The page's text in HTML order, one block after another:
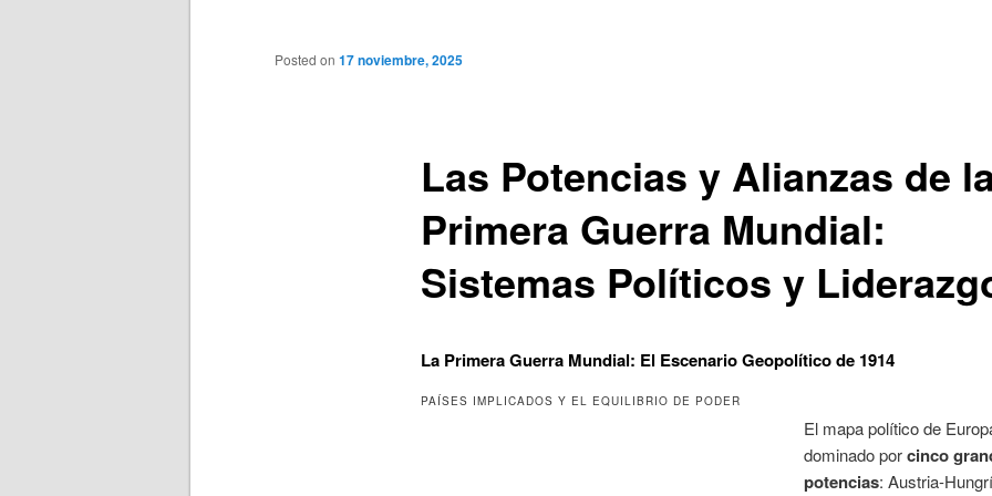
Las Potencias y Alianzas de
Primera Guerra Mundial:
Sistemas Políticos y
Posted on 17 noviembre, 2025
La Primera Guerra Mundial: El Escenario Geopolítico de 1914
PAÍSES IMPLICADOS Y EL EQUILIBRIO DE PODER
El mapa político de
dominado porcinco
potencias: Austria-